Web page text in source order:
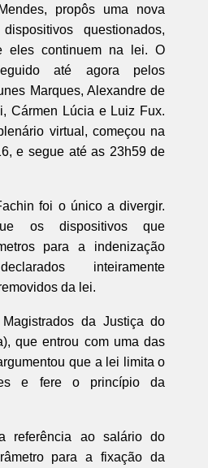
propôs uma nova
questionados,
eles continuem na lei. O
até agora pelos
Marques, Alexandre de
Cármen Lúcia e Luiz Fux.
virtual, começou na
e segue até as 23h59 de
foi o único a divergir.
os dispositivos que
para a indenização
inteiramente
da lei.
da Justiça do
que entrou com uma das
que a lei limita o
e fere o princípio da
referência ao salário do
para a fixação da